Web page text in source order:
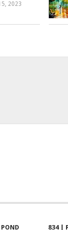
2023
834 |